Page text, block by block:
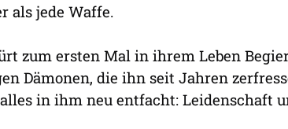
als jede Waffe.
zum ersten Mal in ihrem Leben
Dämonen, die ihn seit Jahren
in ihm neu entfacht: Leidenschaft